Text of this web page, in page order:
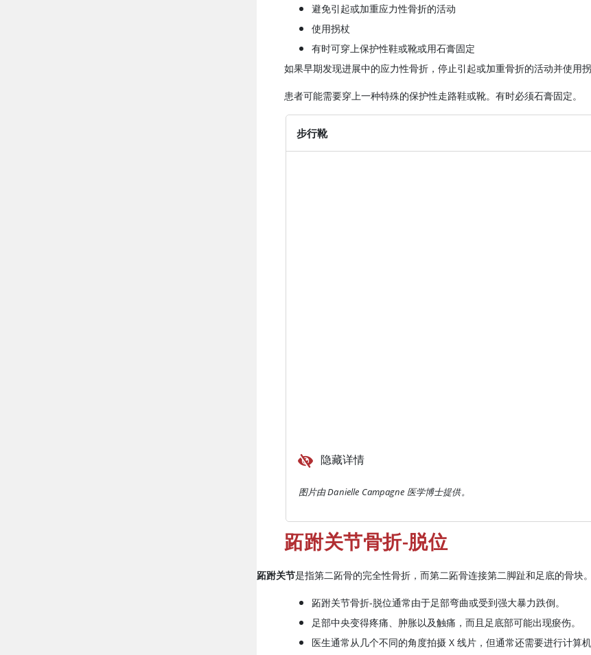
避免引起或加重应力性骨折的活动
使用拐杖
有时可穿上保护性鞋或靴或用石膏固定
如果早期发现进展中的应力性骨折，停止引起或加重骨折的活动并使用
患者可能需要穿上一种特殊的保护性走路鞋或靴。有时必须石膏固定。
步行靴
隐藏详情
图片由 Danielle Campagne 医学博士提供。
跖跗关节骨折-脱位
跖跗关节是指第二跖骨的完全性骨折，而第二跖骨连接第二脚趾和足底的骨块。
跖跗关节骨折-脱位通常由于足部弯曲或受到强大暴力跌倒。
足部中央变得疼痛、肿胀以及触痛，而且足底部可能出现瘀伤。
医生通常从几个不同的角度拍摄 X 线片，但通常还需要进行计算